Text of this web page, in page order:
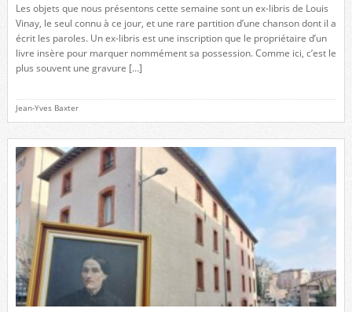
Les objets que nous présentons cette semaine sont un ex-libris de Louis
Vinay, le seul connu à ce jour, et une rare partition d’une chanson dont il a
écrit les paroles. Un ex-libris est une inscription que le propriétaire d’un
livre insère pour marquer nommément sa possession. Comme ici, c’est le
plus souvent une gravure […]
Jean-Yves Baxter